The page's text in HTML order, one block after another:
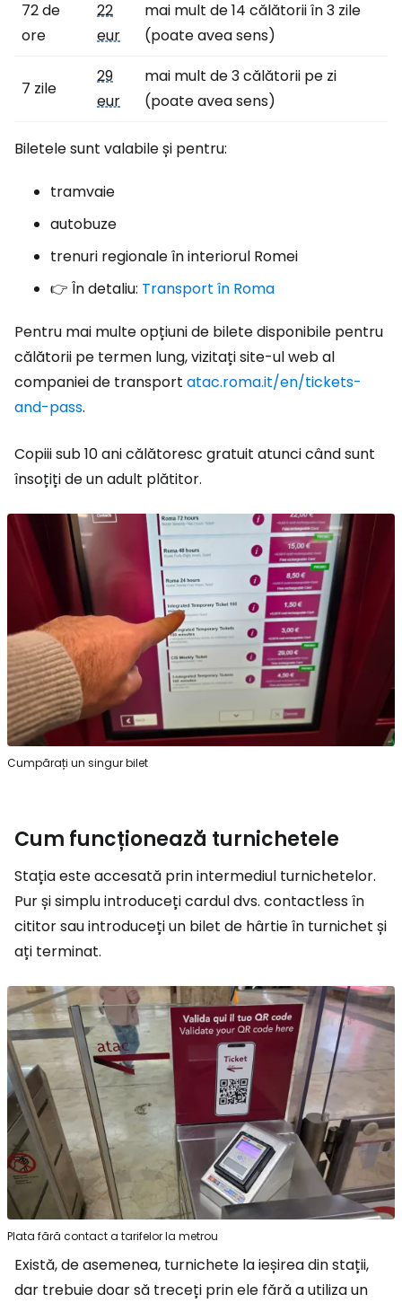
72 de
ore
22
eur
mai mult de 14 călătorii în 3 zile
(poate avea sens)
7 zile
29
eur
mai mult de 3 călătorii pe zi
(poate avea sens)
Biletele sunt valabile și pentru:
tramvaie
autobuze
trenuri regionale în interiorul Romei
👉 În detaliu: Transport în Roma
Pentru mai multe opțiuni de bilete disponibile pentru
călătorii pe termen lung, vizitați site-ul web al
companiei de transport atac.roma.it/en/tickets-
and-pass.
Copiii sub 10 ani călătoresc gratuit atunci când sunt
însoțiți de un adult plătitor.
Cumpărați un singur bilet
Cum funcționează turnichetele
Stația este accesată prin intermediul turnichetelor.
Pur și simplu introduceți cardul dvs. contactless în
cititor sau introduceți un bilet de hârtie în turnichet și
ați terminat.
Plata fără contact a tarifelor la metrou
Există, de asemenea, turnichete la ieșirea din stații,
dar trebuie doar să treceți prin ele fără a utiliza un